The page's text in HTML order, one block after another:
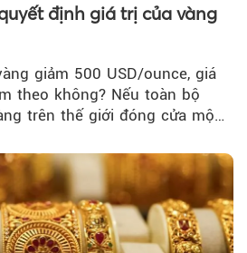
định giá trị của vàng
giảm 500 USD/ounce, giá
theo không? Nếu toàn bộ
trên thế giới đóng cửa một